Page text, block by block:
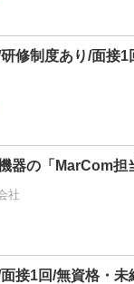
修制度あり/面接1
器の「MarCom担
社
接1回/無資格・